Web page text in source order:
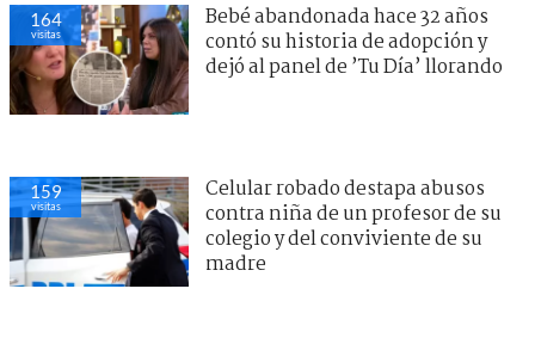
164
visitas
Bebé abandonada hace 32 años
contó su historia de adopción y
dejó al panel de ’Tu Día’ llorando
159
visitas
Celular robado destapa abusos
contra niña de un profesor de su
colegio y del conviviente de su
madre